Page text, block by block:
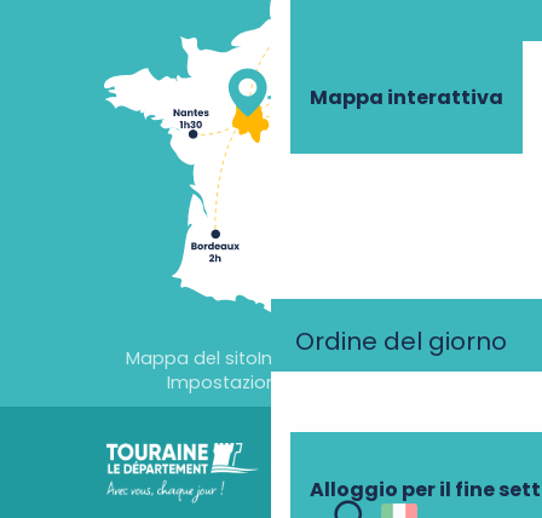
Mappa interattiva
Ordine del giorno
Alloggio per il fine
Mappa del sitoInformazioni legali
Impostazioni dei cookie